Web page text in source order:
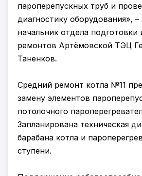
пароперепускных труб и
диагностику оборудования», –
начальник отдела подготовки
ремонтов Артёмовской ТЭЦ
Таненков.
Средний ремонт котла №11
замену элементов
потолочного
Запланирована техническая
барабана котла и
ступени.